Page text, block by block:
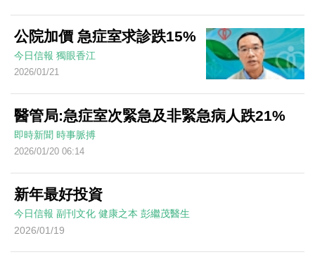
公院加價 急症室求診跌15%
今日信報 獨眼香江
2026/01/21
醫管局:急症室次緊急及非緊急病人跌21%
即時新聞 時事脈搏
2026/01/20 06:14
新年最好投資
今日信報 副刊文化 健康之本 彭繼茂醫生
2026/01/19